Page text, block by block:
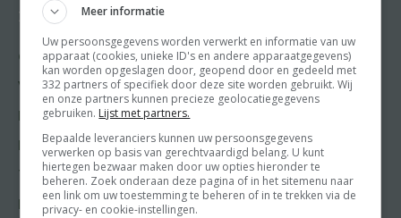
n
nCarolina van Dorenmalen, a.k.a. Foodie-ness,
inspireert dagelijks 128.000 fans met haar posts, vlogs,
podcast en boeken rondom eten, move & mind – drie
pijlers voor een bewuste en gezonde lifestyle. Eerder
verschenen van haar Geluksfactor 10 en Het
Geluksdieet.
Recepten
Gangen
Voorgerecht
Hoofdgerecht
Nagerecht
Tussengerecht
Lunch recepten
Shop
Food & Travel
Kooktips
Win
Meer informatie
Uw persoonsgegevens worden verwerkt en informatie van uw
apparaat (cookies, unieke ID's en andere apparaatgegevens)
kan worden opgeslagen door, geopend door en gedeeld met
332 partners of specifiek door deze site worden gebruikt. Wij
en onze partners kunnen precieze geolocatiegegevens
gebruiken. Lijst met partners.
Bepaalde leveranciers kunnen uw persoonsgegevens
verwerken op basis van gerechtvaardigd belang. U kunt
hiertegen bezwaar maken door uw opties hieronder te
beheren. Zoek onderaan deze pagina of in het sitemenu naar
een link om uw toestemming te beheren of in te trekken via de
privacy- en cookie-instellingen.